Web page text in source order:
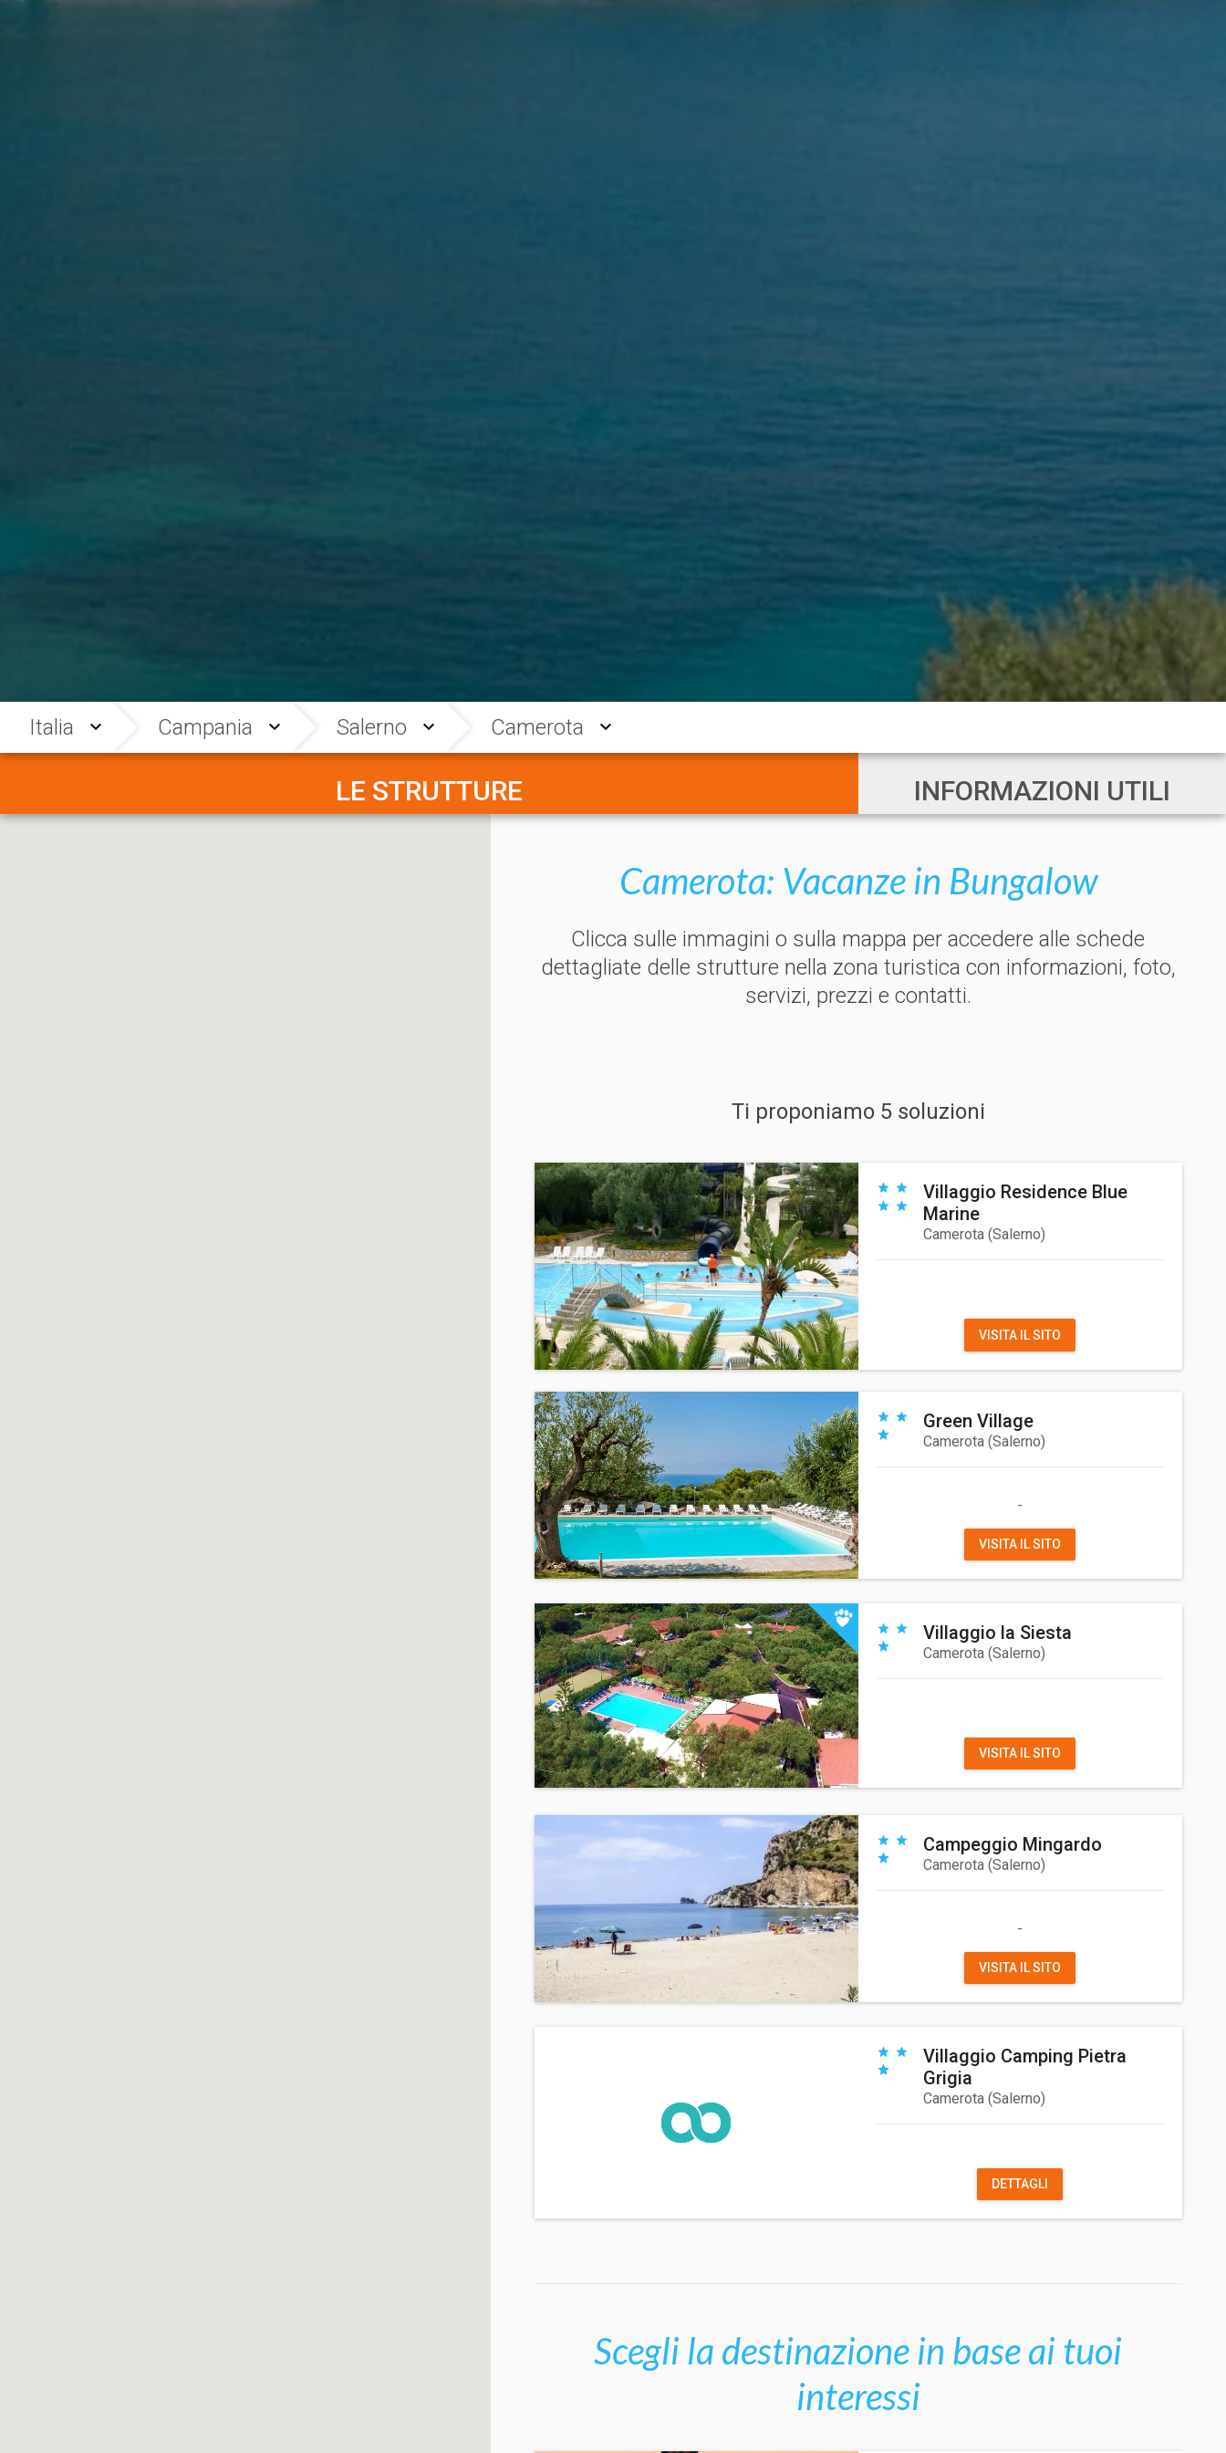
Italia Campania Salerno Camerota
LE STRUTTURE INFORMAZIONI UTILI
Camerota: Vacanze in Bungalow
Clicca sulle immagini o sulla mappa per accedere alle schede
dettagliate delle strutture nella zona turistica con informazioni, foto,
servizi, prezzi e contatti.
Ti proponiamo 5 soluzioni
Villaggio Residence Blue
Marine
Camerota(Salerno)
VISITA IL SITO
Green Village
Camerota(Salerno)
-
VISITA IL SITO
Villaggio la Siesta
Camerota(Salerno)
VISITA IL SITO
Campeggio Mingardo
Camerota(Salerno)
-
VISITA IL SITO
Villaggio Camping Pietra
Grigia
Camerota(Salerno)
DETTAGLI
Scegli la destinazione in base ai tuoi
interessi